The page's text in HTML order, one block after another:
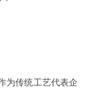
为传统工艺代表企